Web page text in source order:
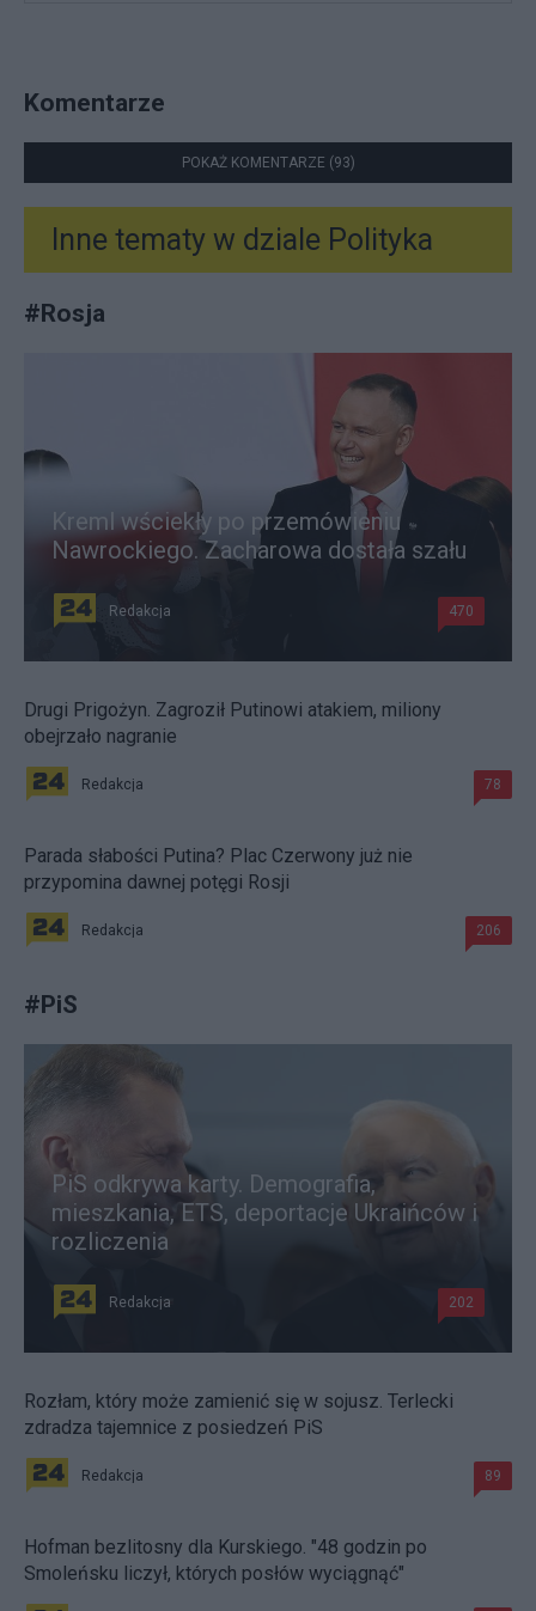
Komentarze
POKAŻ KOMENTARZE (93)
Inne tematy w dziale Polityka
#Rosja
Kreml wściekły po przemówieniu
Nawrockiego. Zacharowa dostała szału
Redakcja 470
Drugi Prigożyn. Zagroził Putinowi atakiem, miliony
obejrzało nagranie
Redakcja 78
Parada słabości Putina? Plac Czerwony już nie
przypomina dawnej potęgi Rosji
Redakcja 206
#PiS
PiS odkrywa karty. Demografia,
mieszkania, ETS, deportacje Ukraińców i
rozliczenia
Redakcja 202
Rozłam, który może zamienić się w sojusz. Terlecki
zdradza tajemnice z posiedzeń PiS
Redakcja 89
Hofman bezlitosny dla Kurskiego. "48 godzin po
Smoleńsku liczył, których posłów wyciągnąć"